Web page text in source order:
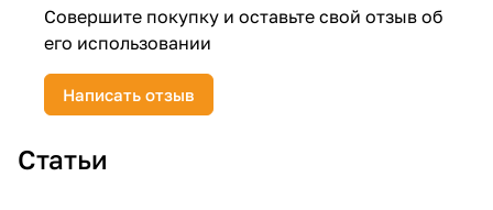
Совершите покупку и оставьте свой отзыв об
его использовании
Написать отзыв
Статьи